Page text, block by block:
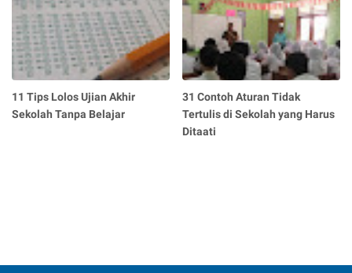
11 Tips Lolos Ujian Akhir
Sekolah Tanpa Belajar
31 Contoh Aturan Tidak
Tertulis di Sekolah yang Harus
Ditaati